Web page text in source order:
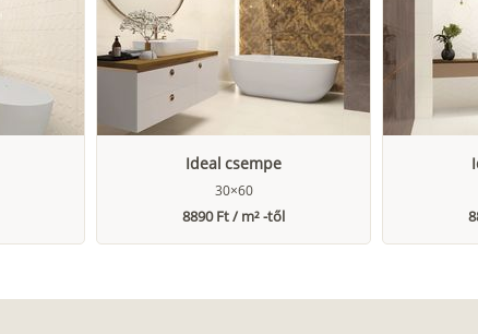
Ideal csempe
30×60
8890 Ft / m² -től